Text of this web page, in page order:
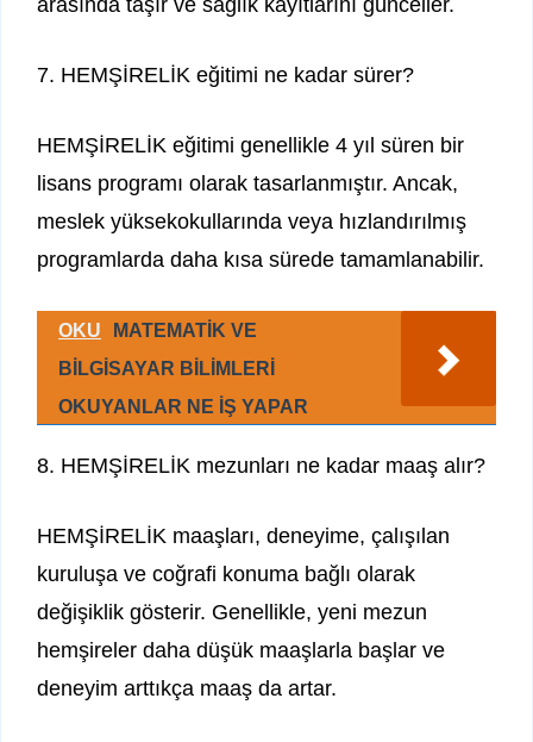
7. HEMŞİRELİK eğitimi ne kadar sürer?
HEMŞİRELİK eğitimi genellikle 4 yıl süren bir
lisans programı olarak tasarlanmıştır. Ancak,
meslek yüksekokullarında veya hızlandırılmış
programlarda daha kısa sürede tamamlanabilir.
OKU
MATEMATİK VE
BİLGİSAYAR BİLİMLERİ
OKUYANLAR NE İŞ YAPAR
8. HEMŞİRELİK mezunları ne kadar maaş alır?
HEMŞİRELİK maaşları, deneyime, çalışılan
kuruluşa ve coğrafi konuma bağlı olarak
değişiklik gösterir. Genellikle, yeni mezun
hemşireler daha düşük maaşlarla başlar ve
deneyim arttıkça maaş da artar.